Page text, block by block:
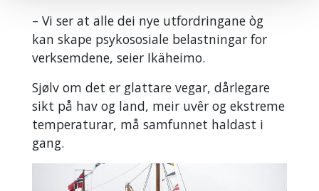
– Vi ser at alle dei nye utfordringane òg
kan skape psykososiale belastningar for
verksemdene, seier Ikäheimo.
Sjølv om det er glattare vegar, dårlegare
sikt på hav og land, meir uvêr og ekstreme
temperaturar, må samfunnet haldast i
gang.